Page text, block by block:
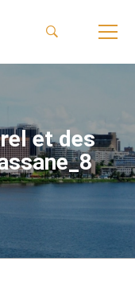
et des